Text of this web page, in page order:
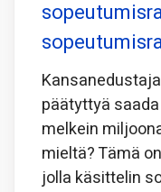
päätyttyä
melkein
mieltä? Tämä
jolla käsittelin